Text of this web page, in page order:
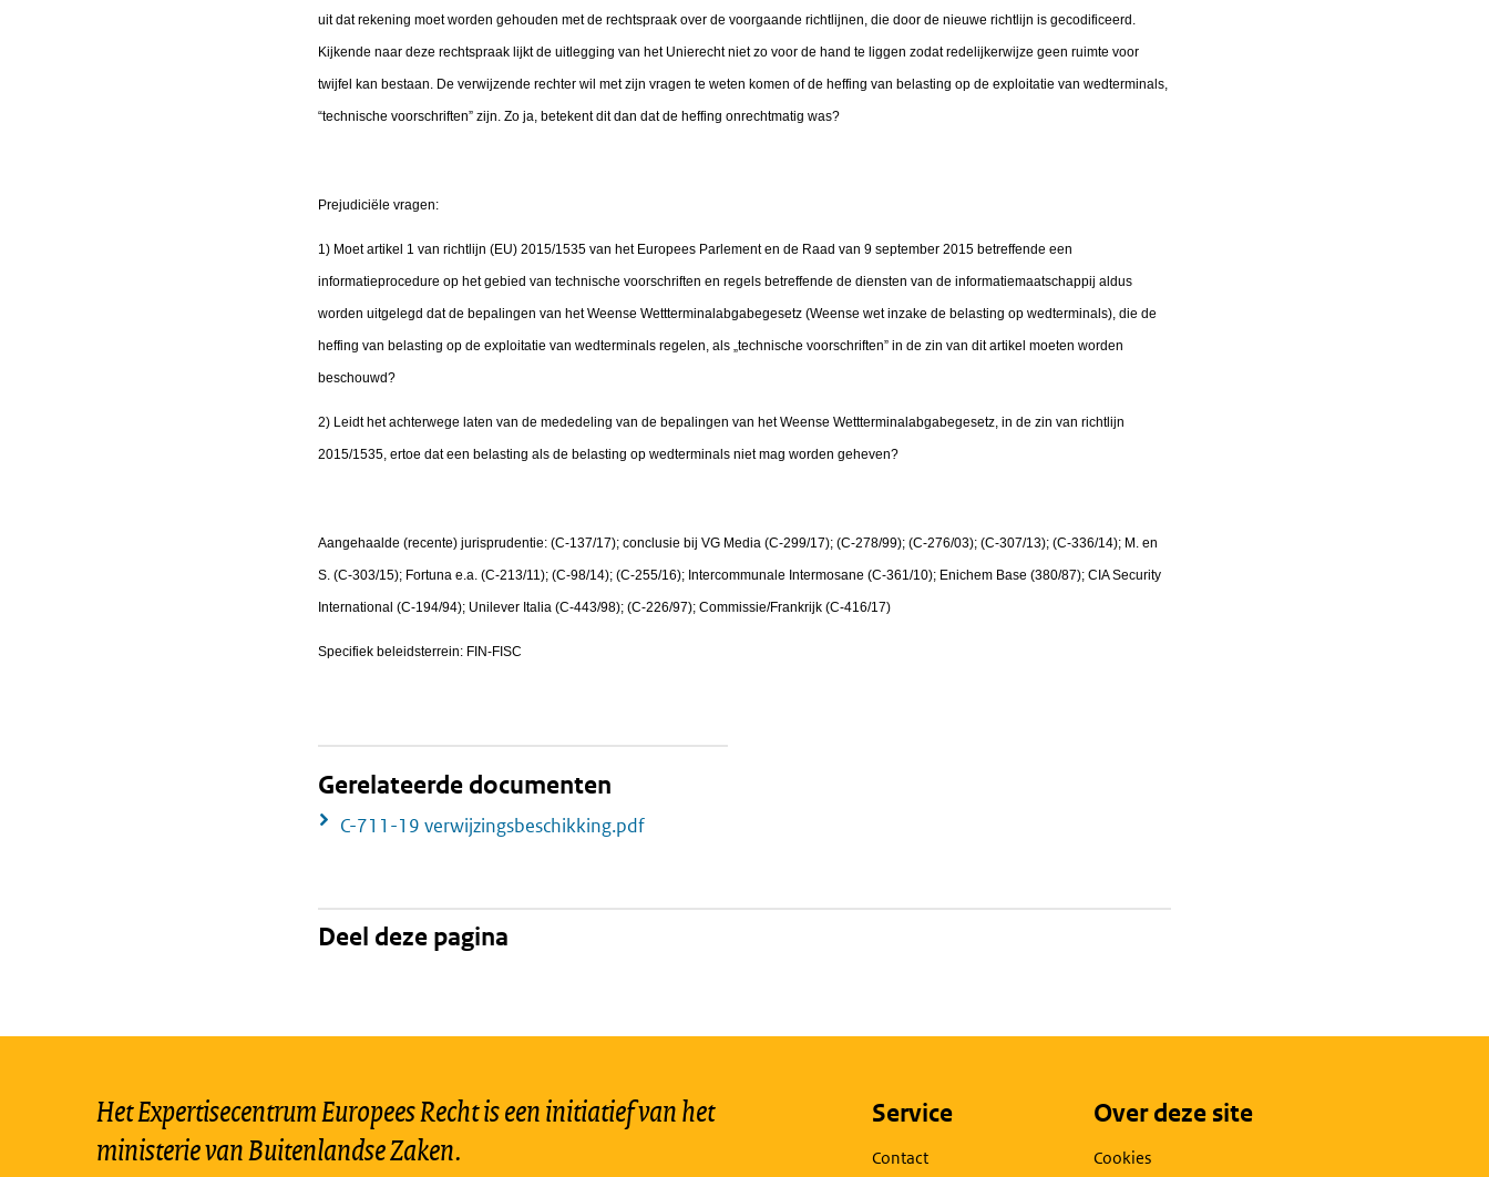
uit dat rekening moet worden gehouden met de rechtspraak over de voorgaande richtlijnen, die door de nieuwe richtlijn is gecodificeerd.
Kijkende naar deze rechtspraak lijkt de uitlegging van het Unierecht niet zo voor de hand te liggen zodat redelijkerwijze geen ruimte voor
twijfel kan bestaan. De verwijzende rechter wil met zijn vragen te weten komen of de heffing van belasting op de exploitatie van wedterminals,
“technische voorschriften” zijn. Zo ja, betekent dit dan dat de heffing onrechtmatig was?
Prejudiciële vragen:
1) Moet artikel 1 van richtlijn (EU) 2015/1535 van het Europees Parlement en de Raad van 9 september 2015 betreffende een
informatieprocedure op het gebied van technische voorschriften en regels betreffende de diensten van de informatiemaatschappij aldus
worden uitgelegd dat de bepalingen van het Weense Wettterminalabgabegesetz (Weense wet inzake de belasting op wedterminals), die de
heffing van belasting op de exploitatie van wedterminals regelen, als „technische voorschriften” in de zin van dit artikel moeten worden
beschouwd?
2) Leidt het achterwege laten van de mededeling van de bepalingen van het Weense Wettterminalabgabegesetz, in de zin van richtlijn
2015/1535, ertoe dat een belasting als de belasting op wedterminals niet mag worden geheven?
Aangehaalde (recente) jurisprudentie: (C-137/17); conclusie bij VG Media (C-299/17); (C-278/99); (C-276/03); (C-307/13); (C-336/14); M. en
S. (C-303/15); Fortuna e.a. (C-213/11); (C-98/14); (C-255/16); Intercommunale Intermosane (C-361/10); Enichem Base (380/87); CIA Security
International (C-194/94); Unilever Italia (C-443/98); (C-226/97); Commissie/Frankrijk (C-416/17)
Specifiek beleidsterrein: FIN-FISC
Gerelateerde documenten
C-711-19 verwijzingsbeschikking.pdf
Deel deze pagina
Het Expertisecentrum Europees Recht is een initiatief van het
ministerie van Buitenlandse Zaken.
Service
Contact
Over deze site
Cookies